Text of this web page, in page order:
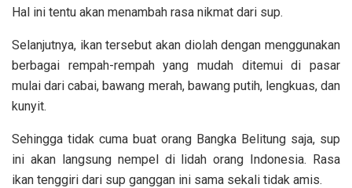
Hal ini tentu akan menambah rasa nikmat dari sup.
Selanjutnya, ikan tersebut akan diolah dengan menggunakan
berbagai rempah-rempah yang mudah ditemui di pasar
mulai dari cabai, bawang merah, bawang putih, lengkuas, dan
kunyit.
Sehingga tidak cuma buat orang Bangka Belitung saja, sup
ini akan langsung nempel di lidah orang Indonesia. Rasa
ikan tenggiri dari sup ganggan ini sama sekali tidak amis.